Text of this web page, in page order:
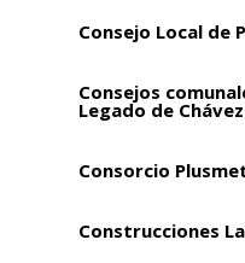
Consejo Local de
Consejos
Legado de Chávez
Consorcio
Construcciones